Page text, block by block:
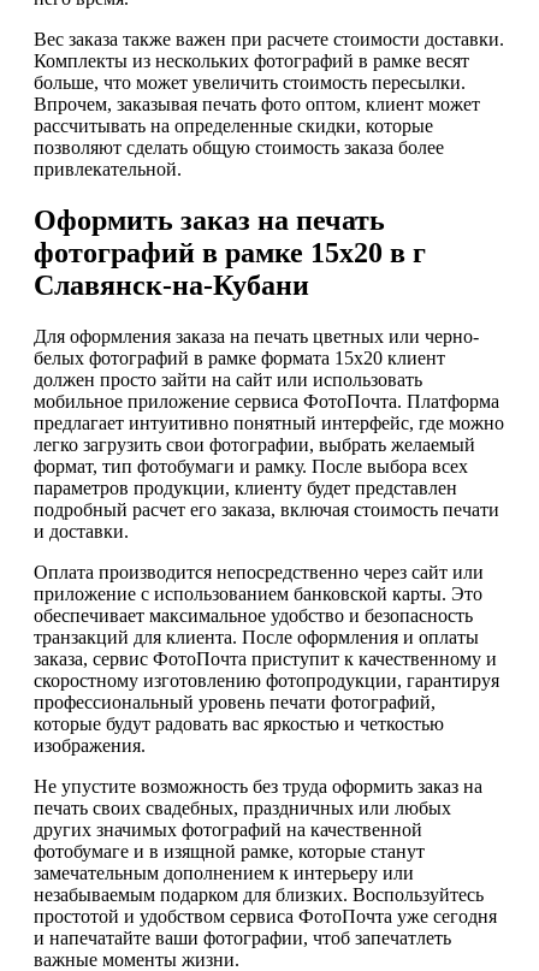
Вес заказа также важен при расчете стоимости доставки.
Комплекты из нескольких фотографий в рамке весят
больше, что может увеличить стоимость пересылки.
Впрочем, заказывая печать фото оптом, клиент может
рассчитывать на определенные скидки, которые
позволяют сделать общую стоимость заказа более
привлекательной.
Оформить заказ на печать
фотографий в рамке 15х20 в г
Славянск-на-Кубани
Для оформления заказа на печать цветных или черно-
белых фотографий в рамке формата 15х20 клиент
должен просто зайти на сайт или использовать
мобильное приложение сервиса ФотоПочта. Платформа
предлагает интуитивно понятный интерфейс, где можно
легко загрузить свои фотографии, выбрать желаемый
формат, тип фотобумаги и рамку. После выбора всех
параметров продукции, клиенту будет представлен
подробный расчет его заказа, включая стоимость печати
и доставки.
Оплата производится непосредственно через сайт или
приложение с использованием банковской карты. Это
обеспечивает максимальное удобство и безопасность
транзакций для клиента. После оформления и оплаты
заказа, сервис ФотоПочта приступит к качественному и
скоростному изготовлению фотопродукции, гарантируя
профессиональный уровень печати фотографий,
которые будут радовать вас яркостью и четкостью
изображения.
Не упустите возможность без труда оформить заказ на
печать своих свадебных, праздничных или любых
других значимых фотографий на качественной
фотобумаге и в изящной рамке, которые станут
замечательным дополнением к интерьеру или
незабываемым подарком для близких. Воспользуйтесь
простотой и удобством сервиса ФотоПочта уже сегодня
и напечатайте ваши фотографии, чтоб запечатлеть
важные моменты жизни.